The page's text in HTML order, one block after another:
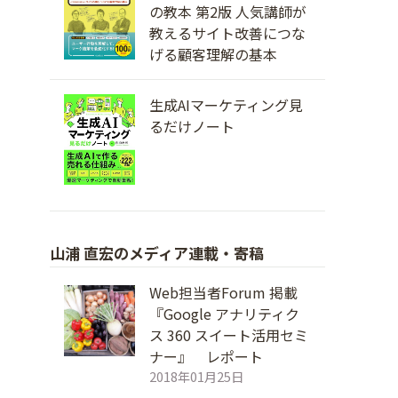
の教本 第2版 人気講師が
教えるサイト改善につな
げる顧客理解の基本
生成AIマーケティング見
るだけノート
山浦 直宏のメディア連載・寄稿
Web担当者Forum 掲載
『Google アナリティク
ス 360 スイート活用セミ
ナー』 レポート
2018年01月25日